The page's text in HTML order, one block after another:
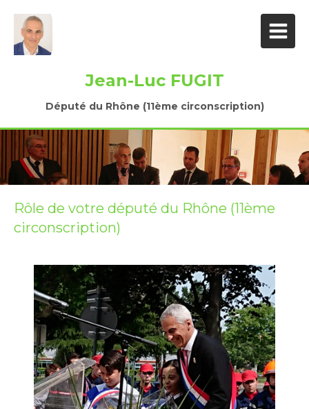
Jean-Luc FUGIT
Député du Rhône (11ème circonscription)
Rôle de votre député du Rhône (11ème
circonscription)